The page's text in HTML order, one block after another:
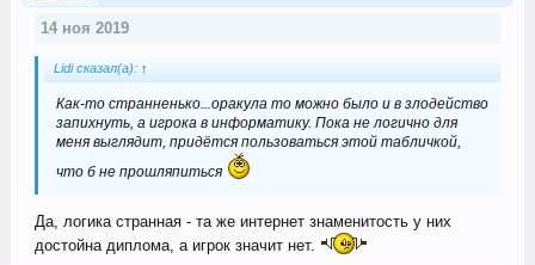
14 ноя 2019
Lidi сказал(а): ↑
Как-то странненько...оракула то можно было и в злодейство
запихнуть, а игрока в информатику. Пока не логично для
меня выглядит, придётся пользоваться этой табличкой,
что б не прошляпиться
Да, логика странная - та же интернет знаменитость у них
достойна диплома, а игрок значит нет.